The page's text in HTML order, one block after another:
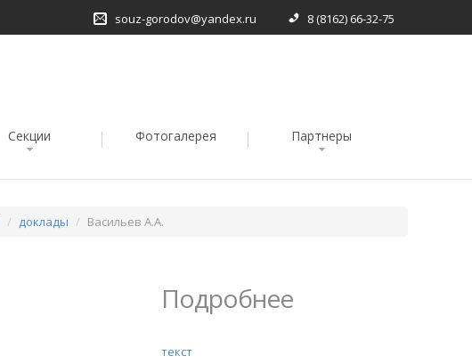
souz-gorodov@yandex.ru 8 (8162) 66-32-75
Секции Фотогалерея Партнеры
доклады Васильев А.А.
Подробнее
текст